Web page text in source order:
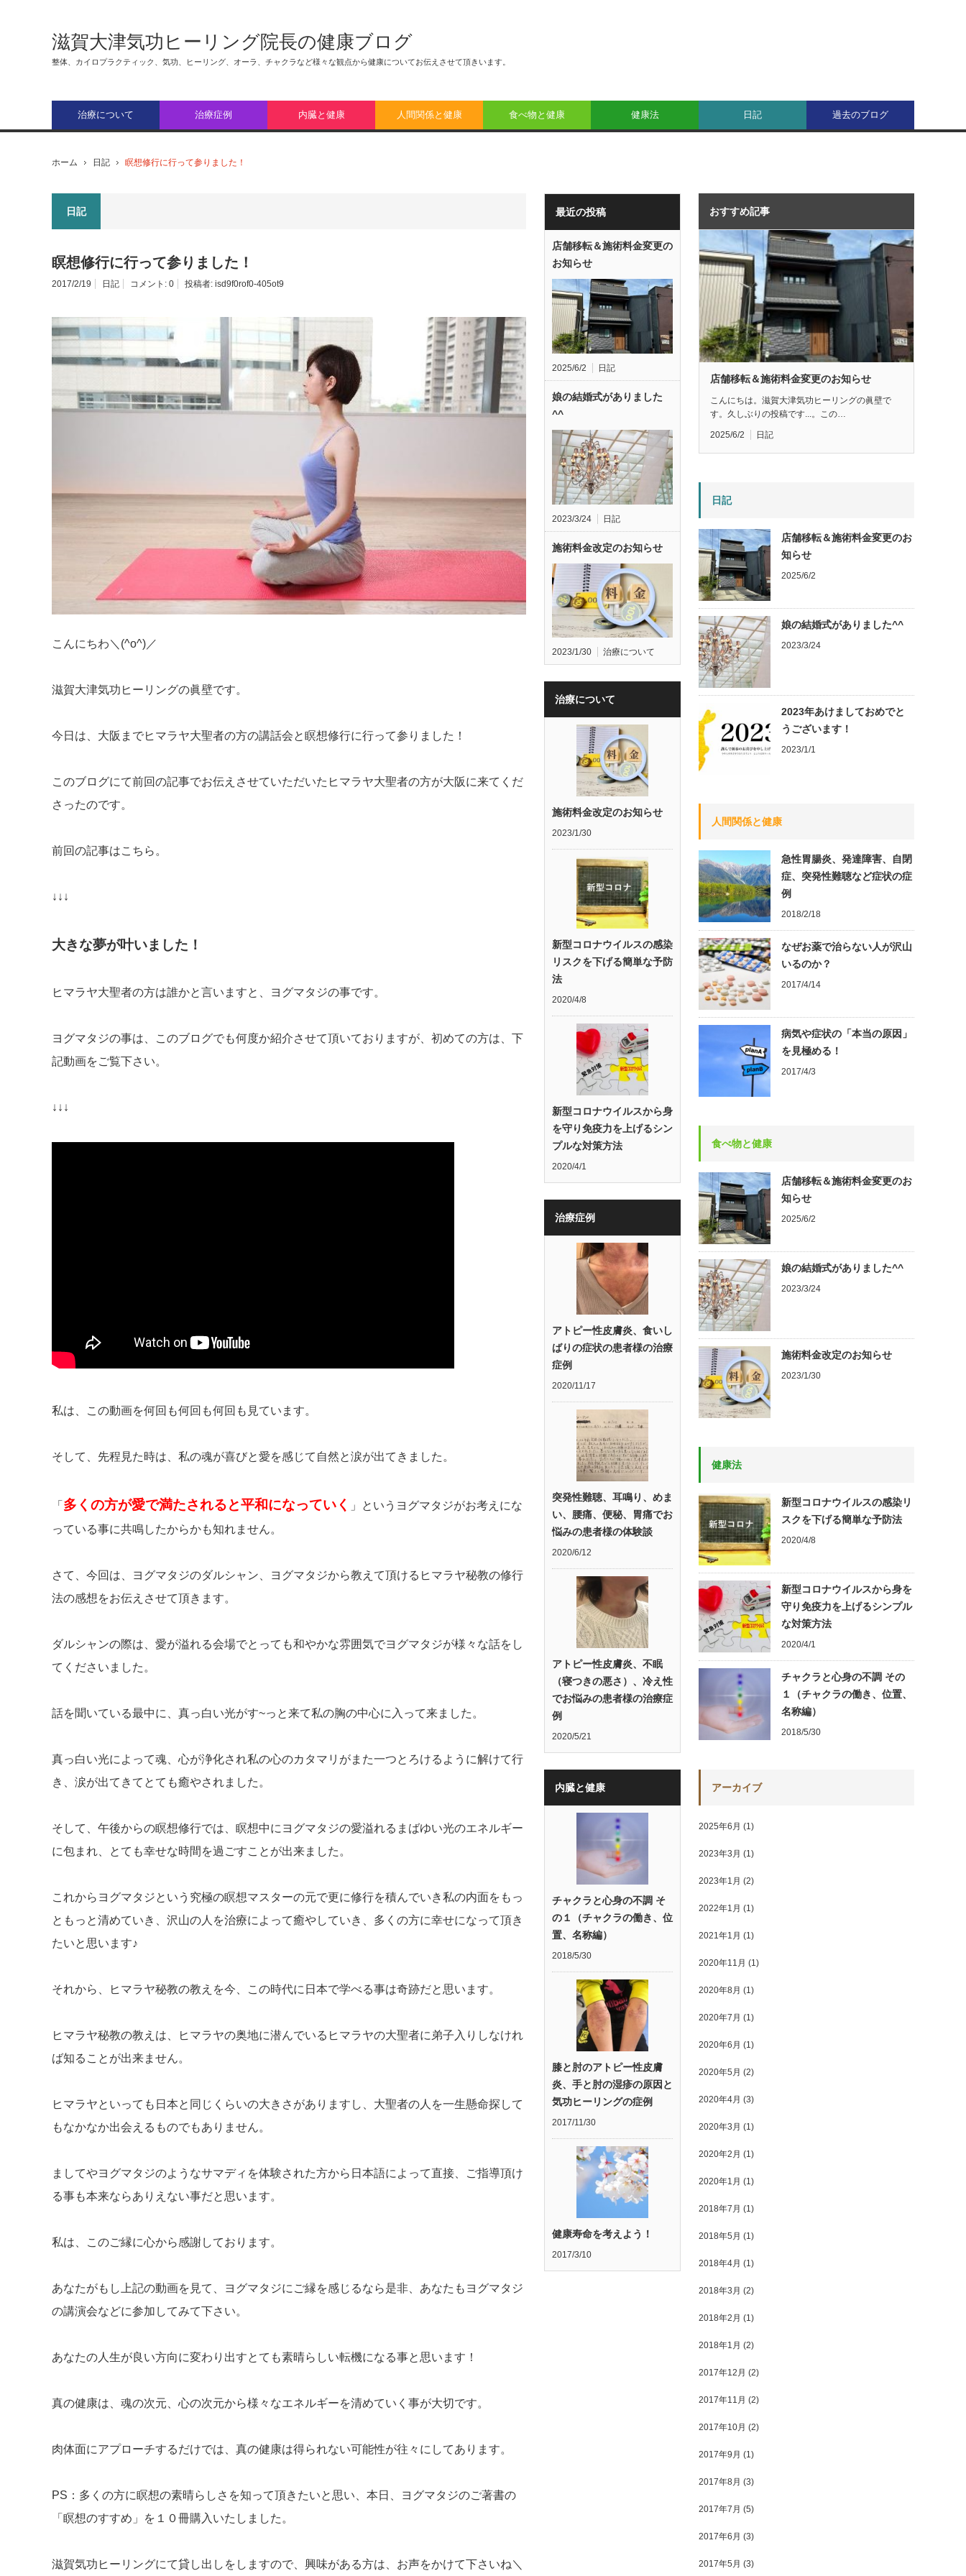
滋賀大津気功ヒーリング院長の健康ブログ
整体、カイロプラクティック、気功、ヒーリング、オーラ、チャクラなど様々な観点から健康についてお伝えさせて頂きいます。
治療について 治療症例 内臓と健康 人間関係と健康 食べ物と健康 健康法 日記 過去のブログ
ホーム 日記 瞑想修行に行って参りました！
日記
瞑想修行に行って参りました！
2017/2/19 日記 コメント: 0 投稿者: isd9f0rof0-405ot9
こんにちわ＼(^o^)／
滋賀大津気功ヒーリングの眞壁です。
今日は、大阪までヒマラヤ大聖者の方の講話会と瞑想修行に行って参りました！
このブログにて前回の記事でお伝えさせていただいたヒマラヤ大聖者の方が大阪に来てくだ
さったのです。
前回の記事はこちら。
↓↓↓
大きな夢が叶いました！
ヒマラヤ大聖者の方は誰かと言いますと、ヨグマタジの事です。
ヨグマタジの事は、このブログでも何度か紹介させて頂いておりますが、初めての方は、下
記動画をご覧下さい。
↓↓↓
私は、この動画を何回も何回も何回も見ています。
そして、先程見た時は、私の魂が喜びと愛を感じて自然と涙が出てきました。
「 多くの方が愛で満たされると平和になっていく
」というヨグマタジがお考えにな
っている事に共鳴したからかも知れません。
さて、今回は、ヨグマタジのダルシャン、ヨグマタジから教えて頂けるヒマラヤ秘教の修行
法の感想をお伝えさせて頂きます。
ダルシャンの際は、愛が溢れる会場でとっても和やかな雰囲気でヨグマタジが様々な話をし
てくださいました。
話を聞いている最中に、真っ白い光がす~っと来て私の胸の中心に入って来ました。
真っ白い光によって魂、心が浄化され私の心のカタマリがまた一つとろけるように解けて行
き、涙が出てきてとても癒やされました。
そして、午後からの瞑想修行では、瞑想中にヨグマタジの愛溢れるまばゆい光のエネルギー
に包まれ、とても幸せな時間を過ごすことが出来ました。
これからヨグマタジという究極の瞑想マスターの元で更に修行を積んでいき私の内面をもっ
ともっと清めていき、沢山の人を治療によって癒やしていき、多くの方に幸せになって頂き
たいと思います♪
それから、ヒマラヤ秘教の教えを今、この時代に日本で学べる事は奇跡だと思います。
ヒマラヤ秘教の教えは、ヒマラヤの奥地に潜んでいるヒマラヤの大聖者に弟子入りしなけれ
ば知ることが出来ません。
ヒマラヤといっても日本と同じくらいの大きさがありますし、大聖者の人を一生懸命探して
もなかなか出会えるものでもありません。
ましてやヨグマタジのようなサマディを体験された方から日本語によって直接、ご指導頂け
る事も本来ならありえない事だと思います。
私は、このご縁に心から感謝しております。
あなたがもし上記の動画を見て、ヨグマタジにご縁を感じるなら是非、あなたもヨグマタジ
の講演会などに参加してみて下さい。
あなたの人生が良い方向に変わり出すとても素晴らしい転機になる事と思います！
真の健康は、魂の次元、心の次元から様々なエネルギーを清めていく事が大切です。
肉体面にアプローチするだけでは、真の健康は得られない可能性が往々にしてあります。
PS：多くの方に瞑想の素晴らしさを知って頂きたいと思い、本日、ヨグマタジのご著書の
「瞑想のすすめ」を１０冊購入いたしました。
滋賀気功ヒーリングにて貸し出しをしますので、興味がある方は、お声をかけて下さいね＼
最近の投稿
店舗移転＆施術料金変更の
お知らせ
2025/6/2 日記
娘の結婚式がありました
^^
2023/3/24 日記
施術料金改定のお知らせ
2023/1/30 治療について
治療について
施術料金改定のお知らせ
2023/1/30
新型コロナウイルスの感染
リスクを下げる簡単な予防
法
2020/4/8
新型コロナウイルスから身
を守り免疫力を上げるシン
プルな対策方法
2020/4/1
治療症例
アトピー性皮膚炎、食いし
ばりの症状の患者様の治療
症例
2020/11/17
突発性難聴、耳鳴り、めま
い、腰痛、便秘、胃痛でお
悩みの患者様の体験談
2020/6/12
アトピー性皮膚炎、不眠
（寝つきの悪さ）、冷え性
でお悩みの患者様の治療症
例
2020/5/21
内臓と健康
チャクラと心身の不調 そ
の１（チャクラの働き、位
置、名称編）
2018/5/30
膝と肘のアトピー性皮膚
炎、手と肘の湿疹の原因と
気功ヒーリングの症例
2017/11/30
健康寿命を考えよう！
2017/3/10
おすすめ記事
店舗移転＆施術料金変更のお知らせ
こんにちは。滋賀大津気功ヒーリングの眞壁で
す。久しぶりの投稿です...。この…
2025/6/2 日記
日記
店舗移転＆施術料金変更のお
知らせ
2025/6/2
娘の結婚式がありました^^
2023/3/24
2023年あけましておめでと
うございます！
2023/1/1
人間関係と健康
急性胃腸炎、発達障害、自閉
症、突発性難聴など症状の症
例
2018/2/18
なぜお薬で治らない人が沢山
いるのか？
2017/4/14
病気や症状の「本当の原因」
を見極める！
2017/4/3
食べ物と健康
店舗移転＆施術料金変更のお
知らせ
2025/6/2
娘の結婚式がありました^^
2023/3/24
施術料金改定のお知らせ
2023/1/30
健康法
新型コロナウイルスの感染リ
スクを下げる簡単な予防法
2020/4/8
新型コロナウイルスから身を
守り免疫力を上げるシンプル
な対策方法
2020/4/1
チャクラと心身の不調 その
１（チャクラの働き、位置、
名称編）
2018/5/30
アーカイブ
2025年6月 (1)
2023年3月 (1)
2023年1月 (2)
2022年1月 (1)
2021年1月 (1)
2020年11月 (1)
2020年8月 (1)
2020年7月 (1)
2020年6月 (1)
2020年5月 (2)
2020年4月 (3)
2020年3月 (1)
2020年2月 (1)
2020年1月 (1)
2018年7月 (1)
2018年5月 (1)
2018年4月 (1)
2018年3月 (2)
2018年2月 (1)
2018年1月 (2)
2017年12月 (2)
2017年11月 (2)
2017年10月 (2)
2017年9月 (1)
2017年8月 (3)
2017年7月 (5)
2017年6月 (3)
2017年5月 (3)